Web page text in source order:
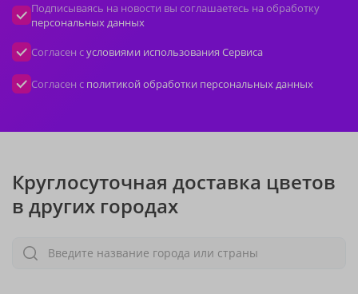
Подписываясь на новости вы соглашаетесь на обработку
персональных данных
Согласен сусловиями использования Сервиса
Согласен с политикой обработки персональных данных
Круглосуточная доставка цветов
в других городах
Введите название города или страны